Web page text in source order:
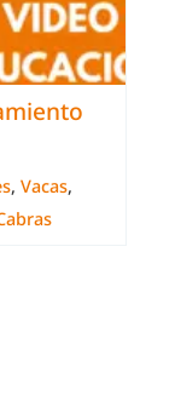
, Vacas,